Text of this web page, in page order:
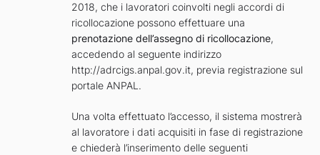
2018, che i lavoratori coinvolti negli accordi di
ricollocazione possono effettuare una
prenotazione dell’assegno di ricollocazione,
accedendo al seguente indirizzo
http://adrcigs.anpal.gov.it, previa registrazione sul
portale ANPAL.
Una volta effettuato l’accesso, il sistema mostrerà
al lavoratore i dati acquisiti in fase di registrazione
e chiederà l’inserimento delle seguenti